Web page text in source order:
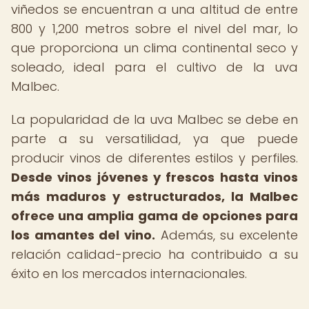
viñedos se encuentran a una altitud de entre
800 y 1,200 metros sobre el nivel del mar, lo
que proporciona un clima continental seco y
soleado, ideal para el cultivo de la uva
Malbec.
La popularidad de la uva Malbec se debe en
parte a su versatilidad, ya que puede
producir vinos de diferentes estilos y perfiles.
Desde vinos jóvenes y frescos hasta vinos
más maduros y estructurados, la Malbec
ofrece una amplia gama de opciones para
los amantes del vino. Además, su excelente
relación calidad-precio ha contribuido a su
éxito en los mercados internacionales.